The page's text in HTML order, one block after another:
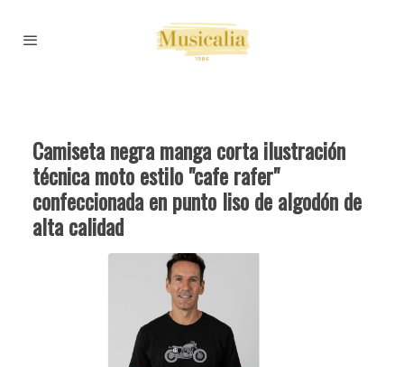
Camiseta negra manga corta ilustración
técnica moto estilo "cafe rafer"
confeccionada en punto liso de algodón de
alta calidad